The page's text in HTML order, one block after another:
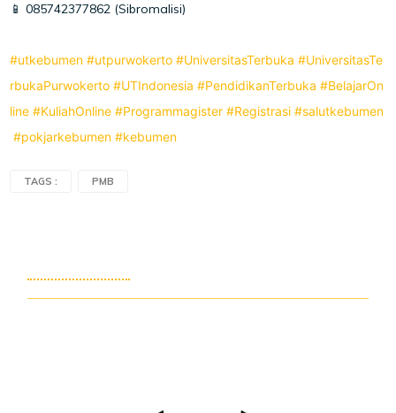
📱 085742377862 (Sibromalisi)
#utkebumen #utpurwokerto #UniversitasTerbuka #UniversitasTe
rbukaPurwokerto #UTIndonesia #PendidikanTerbuka #BelajarOn
line #KuliahOnline #Programmagister #Registrasi #salutkebumen
#pokjarkebumen #kebumen
TAGS : PMB